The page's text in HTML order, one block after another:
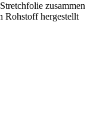
zusammen
Rohstoff hergestellt